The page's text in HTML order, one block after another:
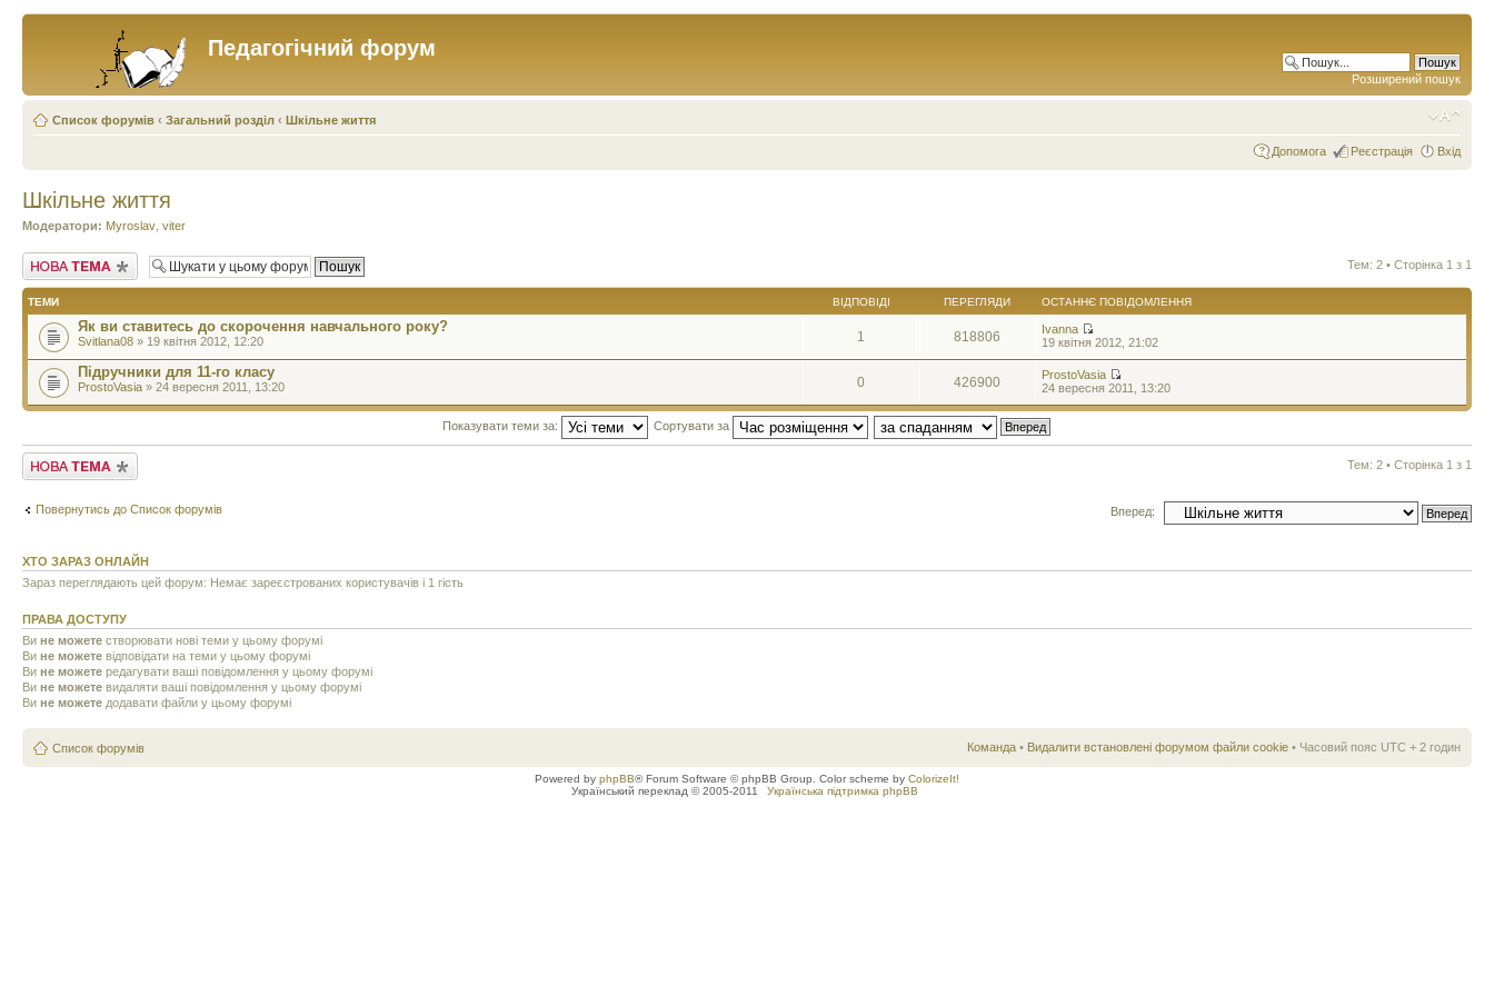
Педагогічний форум
Розширений пошук
Список форумів ‹ Загальний розділ ‹ Шкільне життя
Допомога Реєстрація Вхід
Шкільне життя
Модератори: Myroslav viter
Створити нову тему Тем: 2 • Сторінка 1 з 1
ТЕМИ ВІДПОВІДІ ПЕРЕГЛЯДИ ОСТАННЄ ПОВІДОМЛЕННЯ
Як ви ставитесь до скорочення навчального року?
Svitlana08 » 19 квітня 2012, 12:20 1 818806
Ivanna
19 квітня 2012, 21:02
Підручники для 11-го класу
ProstoVasia » 24 вересня 2011, 13:20 0 426900
ProstoVasia
24 вересня 2011, 13:20
Показувати теми за: Сортувати за
Створити нову тему Тем: 2 • Сторінка 1 з 1
Повернутись до Список форумів Вперед:
ХТО ЗАРАЗ ОНЛАЙН
Зараз переглядають цей форум: Немає зареєстрованих користувачів і 1 гість
ПРАВА ДОСТУПУ
Ви не можете створювати нові теми у цьому форумі
Ви не можете відповідати на теми у цьому форумі
Ви не можете редагувати ваші повідомлення у цьому форумі
Ви не можете видаляти ваші повідомлення у цьому форумі
Ви не можете додавати файли у цьому форумі
Список форумів Команда • Видалити встановлені форумом файли cookie • Часовий пояс UTC + 2 годин
Powered by phpBB® Forum Software © phpBB Group. Color scheme by ColorizeIt!
Український переклад © 2005-2011
Українська підтримка phpBB